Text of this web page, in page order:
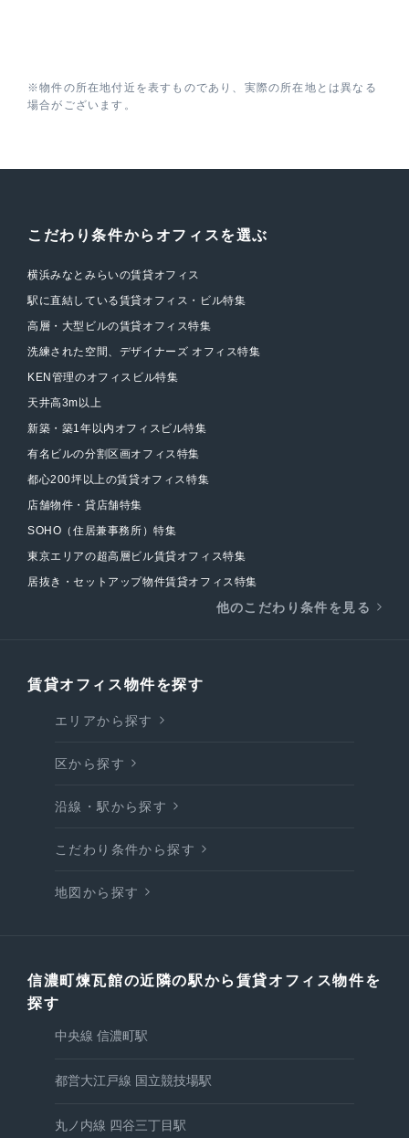
※物件の所在地付近を表すものであり、実際の所在地とは異なる
場合がございます。
こだわり条件からオフィスを選ぶ
横浜みなとみらいの賃貸オフィス
駅に直結している賃貸オフィス・ビル特集
高層・大型ビルの賃貸オフィス特集
洗練された空間、デザイナーズ オフィス特集
KEN管理のオフィスビル特集
天井高3m以上
新築・築1年以内オフィスビル特集
有名ビルの分割区画オフィス特集
都心200坪以上の賃貸オフィス特集
店舗物件・貸店舗特集
SOHO（住居兼事務所）特集
東京エリアの超高層ビル賃貸オフィス特集
居抜き・セットアップ物件賃貸オフィス特集
他のこだわり条件を見る
賃貸オフィス物件を探す
エリアから探す
区から探す
沿線・駅から探す
こだわり条件から探す
地図から探す
信濃町煉瓦館の近隣の駅から賃貸オフィス物件を
探す
中央線 信濃町駅
都営大江戸線 国立競技場駅
丸ノ内線 四谷三丁目駅